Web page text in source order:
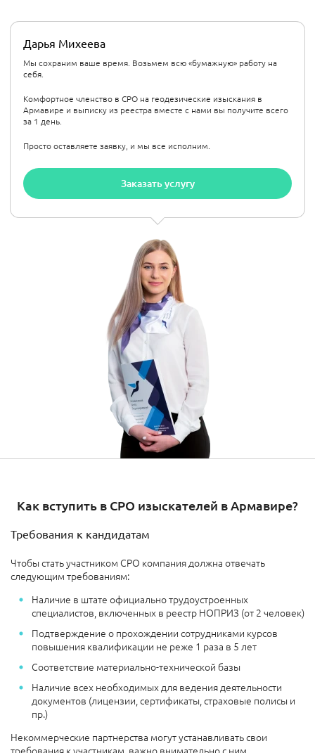
Дарья Михеева
Мы сохраним ваше время. Возьмем всю «бумажную» работу на
себя.
Комфортное членство в СРО на геодезические изыскания в
Армавире и выписку из реестра вместе с нами вы получите всего
за 1 день.
Просто оставляете заявку, и мы все исполним.
Заказать услугу
Как вступить в СРО изыскателей в Армавире?
Требования к кандидатам
Чтобы стать участником СРО компания должна отвечать
следующим требованиям:
Наличие в штате официально трудоустроенных
специалистов, включенных в реестр НОПРИЗ (от 2 человек)
Подтверждение о прохождении сотрудниками курсов
повышения квалификации не реже 1 раза в 5 лет
Соответствие материально-технической базы
Наличие всех необходимых для ведения деятельности
документов (лицензии, сертификаты, страховые полисы и
пр.)
Некоммерческие партнерства могут устанавливать свои
требования к участникам, важно внимательно с ним